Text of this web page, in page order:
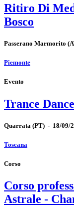
Ritiro Di
Bosco
Passerano Marmorito
Piemonte
Evento
Trance
Quarrata (PT) - 18/09/
Toscana
Corso
Corso
Astrale -